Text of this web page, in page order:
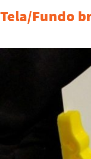
Tela/Fundo